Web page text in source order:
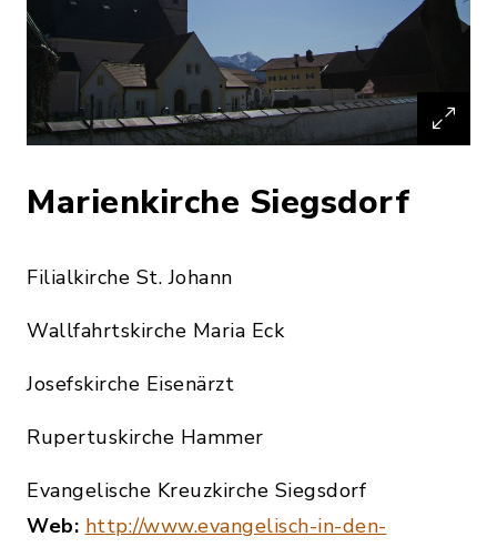
Marienkirche Siegsdorf
Filialkirche St. Johann
Wallfahrtskirche Maria Eck
Josefskirche Eisenärzt
Rupertuskirche Hammer
Evangelische Kreuzkirche Siegsdorf
Web: http://www.evangelisch-in-den-